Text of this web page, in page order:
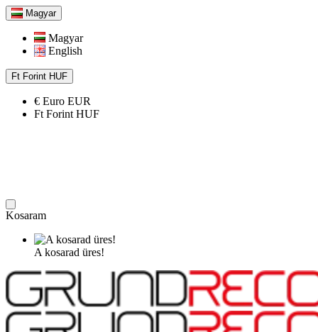
Magyar
Magyar
English
Ft Forint HUF
€ Euro EUR
Ft Forint HUF
Kosaram
A kosarad üres!